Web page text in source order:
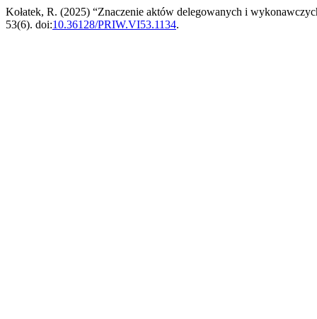
Kołatek, R. (2025) “Znaczenie aktów delegowanych i
53(6). doi:10.36128/PRIW.VI53.1134.